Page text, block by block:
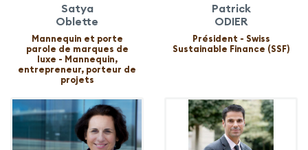
Satya
Oblette
Mannequin et porte
parole de marques de
luxe - Mannequin,
entrepreneur, porteur de
projets
Patrick
ODIER
Président - Swiss
Sustainable Finance (SSF)